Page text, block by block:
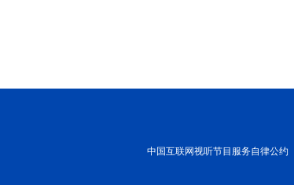
中国互联网视听节目服务自律公约